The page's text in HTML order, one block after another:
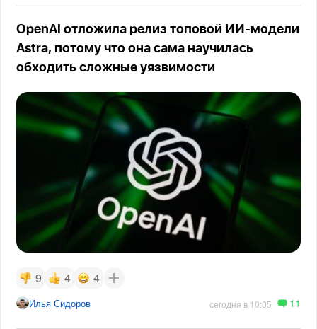
OpenAI отложила релиз топовой ИИ-модели
Astra, потому что она сама научилась
обходить сложные уязвимости
9 4 4
Илья Сидоров сегодня в 10:05 11